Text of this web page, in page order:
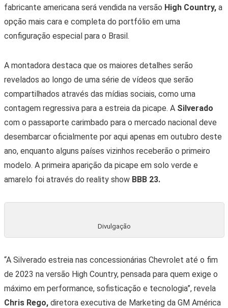
fabricante americana será vendida na versão High Country,a
opção mais cara e completa do portfólio em uma
configuração especial para o Brasil.
A montadora destaca que os maiores detalhes serão
revelados ao longo de uma série de vídeos que serão
compartilhados através das mídias sociais, como uma
contagem regressiva para a estreia da picape. A Silverado
com o passaporte carimbado para o mercado nacional deve
desembarcar oficialmente por aqui apenas em outubro deste
ano, enquanto alguns países vizinhos receberão o primeiro
modelo. A primeira aparição da picape em solo verde e
amarelo foi através do reality show BBB 23.
Divulgação
“A Silverado estreia nas concessionárias Chevrolet até o fim
de 2023 na versão High Country, pensada para quem exige o
máximo em performance, sofisticação e tecnologia”, revela
Chris Rego,diretora executiva de Marketing da GM América